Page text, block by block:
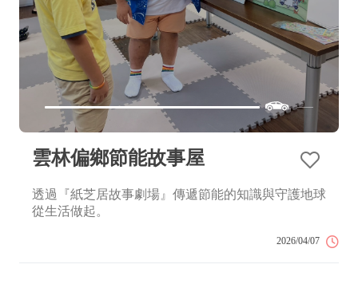
雲林偏鄉節能故事屋
透過『紙芝居故事劇場』傳遞節能的知識與守護地球
從生活做起。
2026/04/07